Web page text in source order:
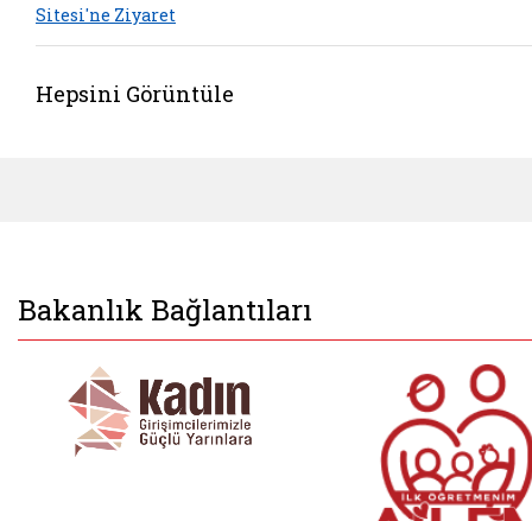
Sitesi'ne Ziyaret
Hepsini Görüntüle
Bakanlık Bağlantıları